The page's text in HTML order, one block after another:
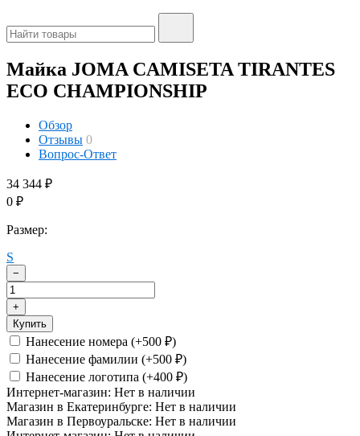
Майка JOMA CAMISETA TIRANTES
ECO CHAMPIONSHIP
Обзор
Отзывы 0
Вопрос-Ответ
34 344 ₽
0 ₽
Размер:
S
−
+
Купить
Нанесение номера (+500 ₽)
Нанесение фамилии (+500 ₽)
Нанесение логотипа (+400 ₽)
Интернет-магазин: Нет в наличии
Магазин в Екатеринбурге: Нет в наличии
Магазин в Первоуральске: Нет в наличии